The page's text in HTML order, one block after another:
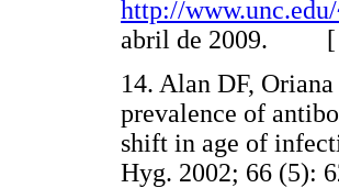
http://
abril de 2009. [
14. Alan DF,
prevalence of
shift in age of
Hyg. 2002; 66